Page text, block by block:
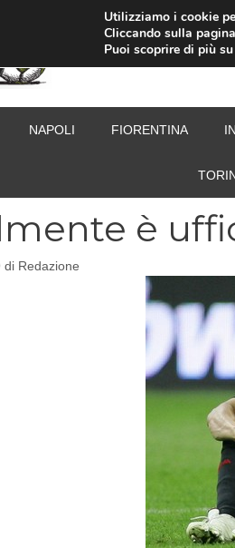
NAPOLI FIORENTINA
è
di Redazione
Utilizziamo i cookie
Cliccando sulla
Puoi scoprire di più